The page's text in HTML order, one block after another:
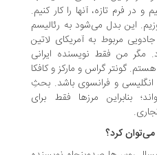
تازه، آنها را کار کنیم.
بدل می‌شود به رئالیسم
به آمریکای لاتین
من فقط نویسنده‌ ایرانی
گراس و مارکز و کافکا
و فرانسوی باشد. بحثِ
مرزها فقط برای
کرد؟